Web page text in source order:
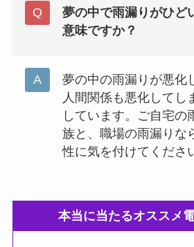
夢の中で雨漏りがひど
意味ですか？
夢の中の雨漏りが悪化
人間関係も悪化してし
しています。ご自宅の
族と、職場の雨漏りな
性に気を付けてくださ
本当に当たるオススメ